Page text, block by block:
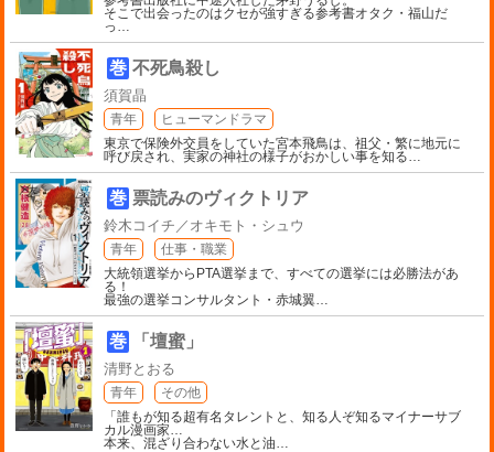
そこで出会ったのはクセが強すぎる参考書オタク・福山だ
っ
巻 不死鳥殺し
須賀晶
青年
ヒューマンドラマ
東京で保険外交員をしていた宮本飛鳥は、祖父・繁に地元に
呼び戻され、実家の神社の様子がおかしい事を知る
巻 票読みのヴィクトリア
鈴木コイチ／オキモト・シュウ
青年
仕事・職業
大統領選挙からPTA選挙まで、すべての選挙には必勝法があ
る！
最強の選挙コンサルタント・赤城翼
巻 「壇蜜」
清野とおる
青年
その他
「誰もが知る超有名タレントと、知る人ぞ知るマイナーサブ
カル漫画家…
本来、混ざり合わない水と油